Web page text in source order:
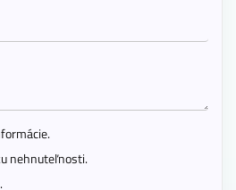
nehnuteľnosti.